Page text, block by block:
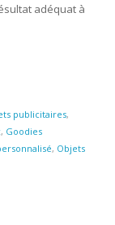
adéquat à
publicitaires,
, Goodies
, Objets